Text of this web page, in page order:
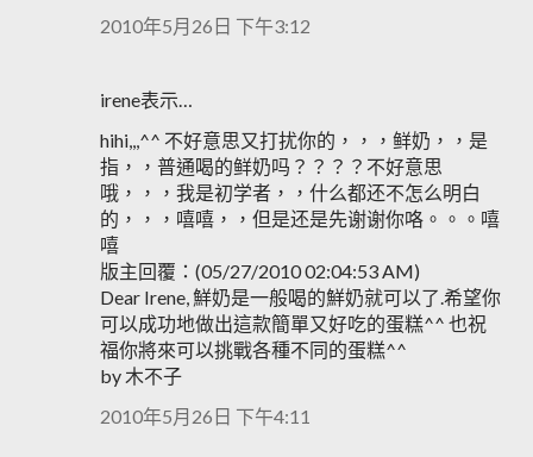
2010年5月26日 下午3:12
irene表示…
hihi,,,^^ 不好意思又打扰你的，，，鲜奶，，是
指，，普通喝的鲜奶吗？？？？不好意思
哦，，，我是初学者，，什么都还不怎么明白
的，，，嘻嘻，，但是还是先谢谢你咯。。。嘻
嘻
版主回覆：(05/27/2010 02:04:53 AM)
Dear Irene, 鮮奶是一般喝的鮮奶就可以了.希望你
可以成功地做出這款簡單又好吃的蛋糕^^ 也祝
福你將來可以挑戰各種不同的蛋糕^^
by 木不子
2010年5月26日 下午4:11